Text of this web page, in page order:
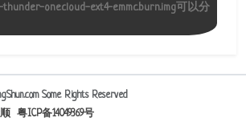
thunder-onecloud-ext4-emmc.burn.img可以分
Some Rights Reserved
粤ICP备14049369号